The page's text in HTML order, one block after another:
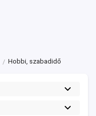
Hobbi, szabadidő